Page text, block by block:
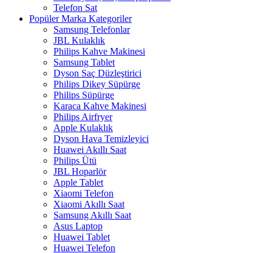
Telefon Sat
Popüler Marka Kategoriler
Samsung Telefonlar
JBL Kulaklık
Philips Kahve Makinesi
Samsung Tablet
Dyson Saç Düzleştirici
Philips Dikey Süpürge
Philips Süpürge
Karaca Kahve Makinesi
Philips Airfryer
Apple Kulaklık
Dyson Hava Temizleyici
Huawei Akıllı Saat
Philips Ütü
JBL Hoparlör
Apple Tablet
Xiaomi Telefon
Xiaomi Akıllı Saat
Samsung Akıllı Saat
Asus Laptop
Huawei Tablet
Huawei Telefon